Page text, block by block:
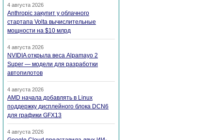
4 августа 2026
Anthropic закупит у облачного
стартапа Volta вычислительные
мощности на $10 млрд
4 августа 2026
NVIDIA открыла веса Alpamayo 2
Super — модели для разработки
автопилотов
4 августа 2026
AMD начала добавлять в Linux
поддержку дисплейного блока DCN6
для графики GFX13
4 августа 2026